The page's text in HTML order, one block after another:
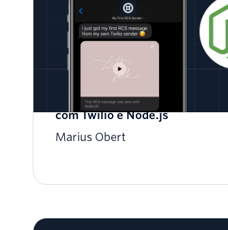
Como enviar uma mensagem
com Twilio e Node.js
Marius Obert